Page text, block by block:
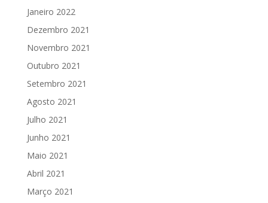
Janeiro 2022
Dezembro 2021
Novembro 2021
Outubro 2021
Setembro 2021
Agosto 2021
Julho 2021
Junho 2021
Maio 2021
Abril 2021
Março 2021